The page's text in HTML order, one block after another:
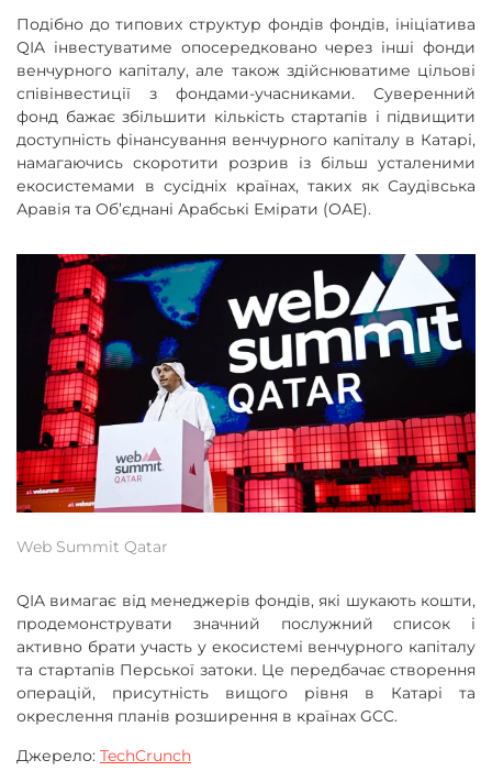
Подібно до типових структур фондів фондів, ініціатива
QIA інвестуватиме опосередковано через інші фонди
венчурного капіталу, але також здійснюватиме цільові
співінвестиції з фондами-учасниками. Суверенний
фонд бажає збільшити кількість стартапів і підвищити
доступність фінансування венчурного капіталу в Катарі,
намагаючись скоротити розрив із більш усталеними
екосистемами в сусідніх країнах, таких як Саудівська
Аравія та Об’єднані Арабські Емірати (ОАЕ).
Web Summit Qatar
QIA вимагає від менеджерів фондів, які шукають кошти,
продемонструвати значний послужний список і
активно брати участь у екосистемі венчурного капіталу
та стартапів Перської затоки. Це передбачає створення
операцій, присутність вищого рівня в Катарі та
окреслення планів розширення в країнах GCC.
Джерело: TechCrunch